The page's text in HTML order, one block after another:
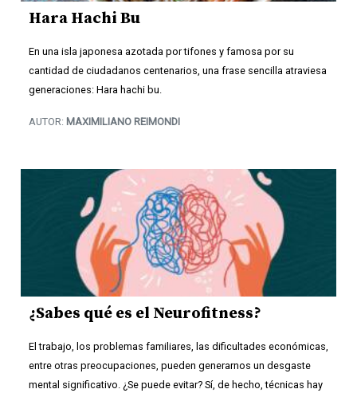
Hara Hachi Bu
En una isla japonesa azotada por tifones y famosa por su
cantidad de ciudadanos centenarios, una frase sencilla atraviesa
generaciones: Hara hachi bu.
AUTOR: MAXIMILIANO REIMONDI
¿Sabes qué es el Neurofitness?
El trabajo, los problemas familiares, las dificultades económicas,
entre otras preocupaciones, pueden generarnos un desgaste
mental significativo. ¿Se puede evitar? Sí, de hecho, técnicas hay